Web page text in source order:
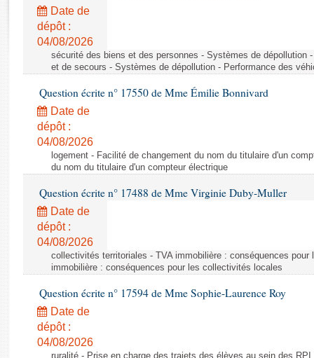
Rapports législatifs
Rapports sur l'application des lois
Baromètre de l’application des lois
Dossiers législatifs
Budget et sécurité sociale
Questions écrites et orales
Comptes rendus des débats
Date de
dépôt :
04/08/2026
sécurité des biens et des personnes - Systèmes de dépollution
et de secours - Systèmes de dépollution - Performance des
Question écrite n° 17550 de Mme Émilie Bonnivard
Date de
dépôt :
04/08/2026
logement - Facilité de changement du nom du titulaire d'un
du nom du titulaire d'un compteur électrique
Question écrite n° 17488 de Mme Virginie Duby-Muller
Date de
dépôt :
04/08/2026
collectivités territoriales - TVA immobilière : conséquences
immobilière : conséquences pour les collectivités locales
Question écrite n° 17594 de Mme Sophie-Laurence Roy
Date de
dépôt :
04/08/2026
ruralité - Prise en charge des trajets des élèves au sein des